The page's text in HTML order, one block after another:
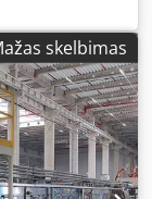
Aqrjkr Year
and rinsing
control
skelbimas